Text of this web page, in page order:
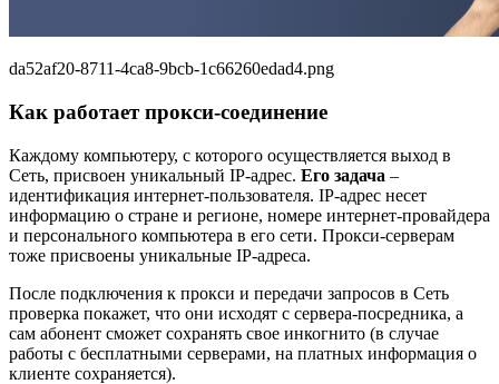
da52af20-8711-4ca8-9bcb-1c66260edad4.png
Как работает прокси-соединение
Каждому компьютеру, с которого осуществляется выход в
Сеть, присвоен уникальный IP-адрес. Его задача –
идентификация интернет-пользователя. IP-адрес несет
информацию о стране и регионе, номере интернет-провайдера
и персонального компьютера в его сети. Прокси-серверам
тоже присвоены уникальные IP-адреса.
После подключения к прокси и передачи запросов в Сеть
проверка покажет, что они исходят с сервера-посредника, а
сам абонент сможет сохранять свое инкогнито (в случае
работы с бесплатными серверами, на платных информация о
клиенте сохраняется).